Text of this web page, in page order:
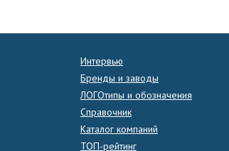
Интервью
Бренды и заводы
ЛОГОтипы и обозначения
Справочник
Каталог компаний
ТОП-рейтинг